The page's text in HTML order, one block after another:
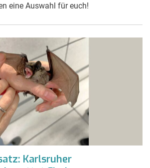
eine Auswahl für euch!
Karlsruher